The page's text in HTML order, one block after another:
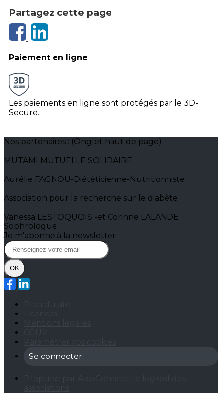
Partagez cette page
Paiement en ligne
Les paiements en ligne sont protégés par le 3D-
Secure.
Nos partenaires : (Onglet haut de page)
MUTAMI MUTUELLE SOLIDAIRE
Aurélie FAGNOU-Diététicienne-Nutritionniste
Association pour la recherche sur le diabète
Vanessa LESTOQUOIS -et Corinne LALANDE
Sophrologue
Je m'abonne à la newsletter
OK
Se connecter